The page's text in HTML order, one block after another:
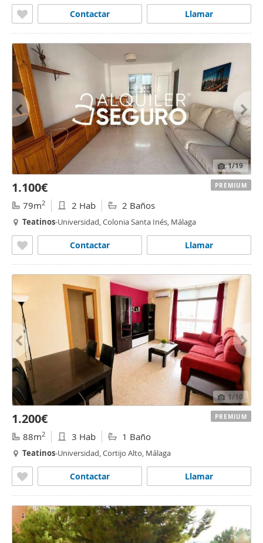
Llamar
Contactar
1/19
1.100€
79m2 2 Hab 2 Baños
Teatinos-Universidad, Colonia Santa Inés, Málaga
Llamar
Contactar
PREMIUM
1/10
1.200€
88m2 3 Hab 1 Baño
Teatinos-Universidad, Cortijo Alto, Málaga
Llamar
Contactar
PREMIUM